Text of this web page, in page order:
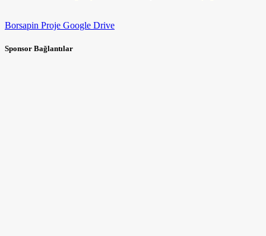
Borsapin Proje Google Drive
Sponsor Bağlantılar